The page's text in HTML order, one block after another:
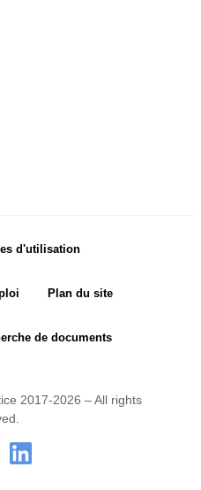
d'utilisation
Plan du site
de documents
2017-2026 – All rights
..